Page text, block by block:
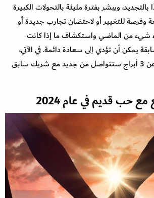
2024 وعدًا بالتجديد، ويبشر بفترة مليئة بالتحولات الكبيرة
وفرصة للتغيير أو لاحتضان تجارب جديدة أو
شيء من الماضي واستكشاف ما إذا كانت
يمكن أن تؤدي إلى سعادة دائمة. في الآتي،
تكشف لك "الجميلة"، عن 3 أبراج ستتواصل من جديد مع شريك سابق